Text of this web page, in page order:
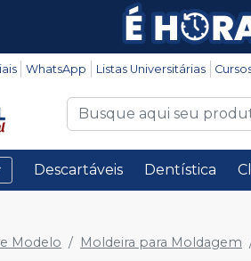
WhatsApp Listas Universitárias
Descartáveis Dentística
Modelo Moldeira para Moldagem